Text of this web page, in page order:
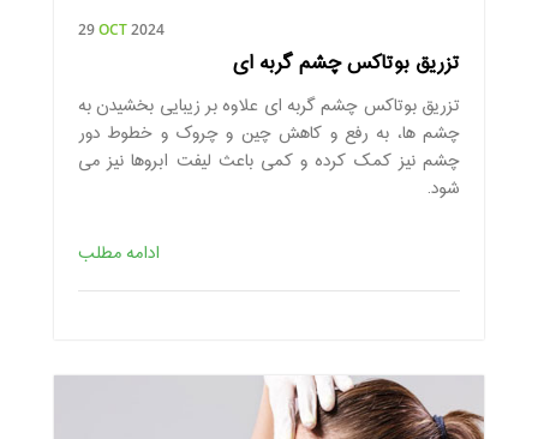
29OCT2024
تزریق بوتاکس چشم گربه ای
تزریق بوتاکس چشم گربه ای علاوه بر زیبایی بخشیدن به
چشم ها، به رفع و کاهش چین و چروک و خطوط دور
چشم نیز کمک کرده و کمی باعث لیفت ابروها نیز می
شود.
ادامه مطلب